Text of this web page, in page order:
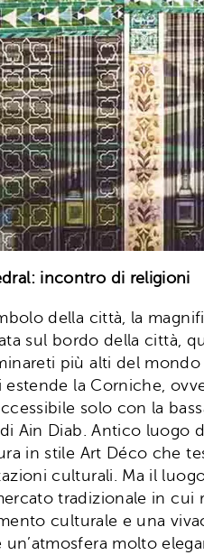
incontro di religioni
della città, la
sul bordo della città,
più alti del
la Corniche,
solo con la
di Ain Diab. Antico
in stile Art Déco che
culturali. Ma il
tradizionale in
culturale e una
molto